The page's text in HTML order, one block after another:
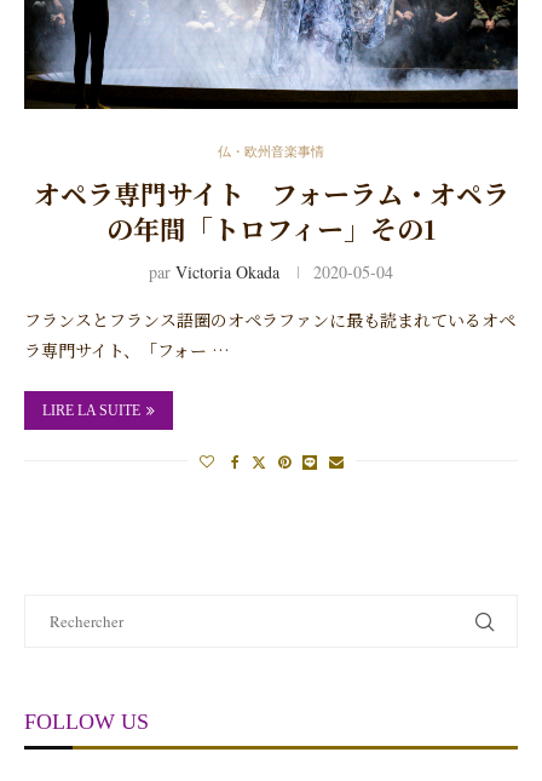
仏・欧州音楽事情
オペラ専門サイト フォーラム・オペラ
の年間「トロフィー」その1
par Victoria Okada 2020-05-04
フランスとフランス語圏のオペラファンに最も読まれているオペ
ラ専門サイト、「フォー …
LIRE LA SUITE
FOLLOW US